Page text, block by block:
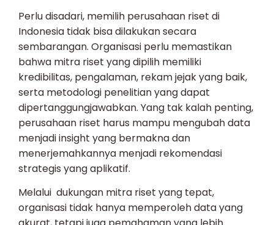
Perlu disadari, memilih perusahaan riset di
Indonesia tidak bisa dilakukan secara
sembarangan. Organisasi perlu memastikan
bahwa mitra riset yang dipilih memiliki
kredibilitas, pengalaman, rekam jejak yang baik,
serta metodologi penelitian yang dapat
dipertanggungjawabkan. Yang tak kalah penting,
perusahaan riset harus mampu mengubah data
menjadi insight yang bermakna dan
menerjemahkannya menjadi rekomendasi
strategis yang aplikatif.
Melalui dukungan mitra riset yang tepat,
organisasi tidak hanya memperoleh data yang